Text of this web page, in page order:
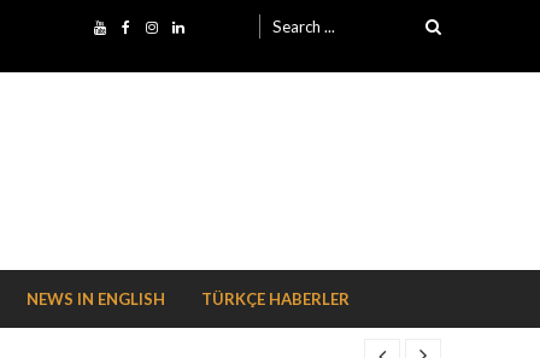
Search for:
NEWS IN ENGLISH TÜRKÇE HABERLER